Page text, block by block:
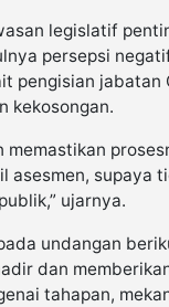
legislatif
persepsi
pengisian jabatan
kekosongan.
memastikan
asesmen, supaya
ujarnya.
undangan
dan
tahapan,